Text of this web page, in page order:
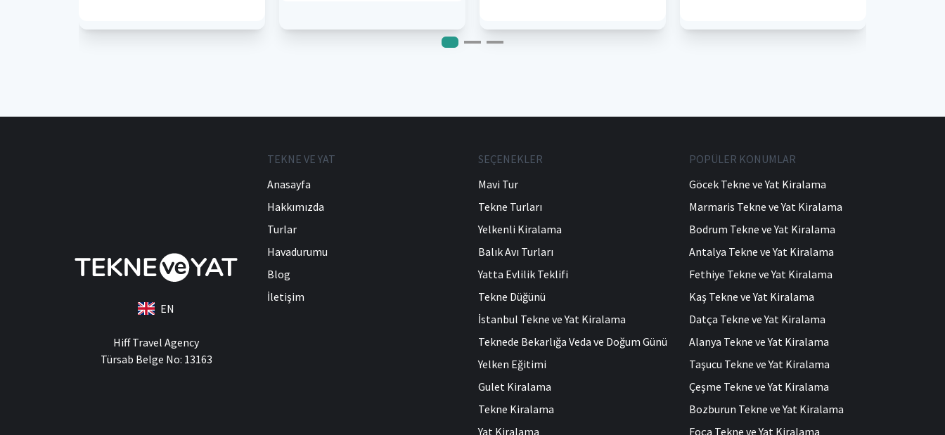
EN
Hiff Travel Agency
Türsab Belge No: 13163
TEKNE VE YAT
Anasayfa
Hakkımızda
Turlar
Havadurumu
Blog
İletişim
SEÇENEKLER
Mavi Tur
Tekne Turları
Yelkenli Kiralama
Balık Avı Turları
Yatta Evlilik Teklifi
Tekne Düğünü
İstanbul Tekne ve Yat Kiralama
Teknede Bekarlığa Veda ve Doğum Günü
Yelken Eğitimi
Gulet Kiralama
Tekne Kiralama
Yat Kiralama
POPÜLER KONUMLAR
Göcek Tekne ve Yat Kiralama
Marmaris Tekne ve Yat Kiralama
Bodrum Tekne ve Yat Kiralama
Antalya Tekne ve Yat Kiralama
Fethiye Tekne ve Yat Kiralama
Kaş Tekne ve Yat Kiralama
Datça Tekne ve Yat Kiralama
Alanya Tekne ve Yat Kiralama
Taşucu Tekne ve Yat Kiralama
Çeşme Tekne ve Yat Kiralama
Bozburun Tekne ve Yat Kiralama
Foça Tekne ve Yat Kiralama